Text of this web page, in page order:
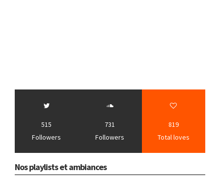
515
Followers
731
Followers
819
Total loves
Nos playlists et ambiances